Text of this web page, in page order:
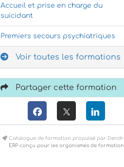
Accueil et prise en charge du
suicidant
Premiers secours psychiatriques
Voir toutes les formations
Partager cette formation
Catalogue de formation propulsé par
ERP conçu pour les organismes de formation